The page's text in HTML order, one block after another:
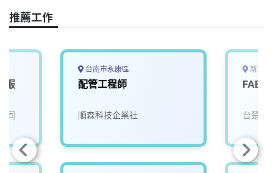
e
b
o
a
s
e
I
n
L
n
推薦工作
服
司
台南市永康區
配管工程師
順森科技企業社
新北
FAE
台楚高